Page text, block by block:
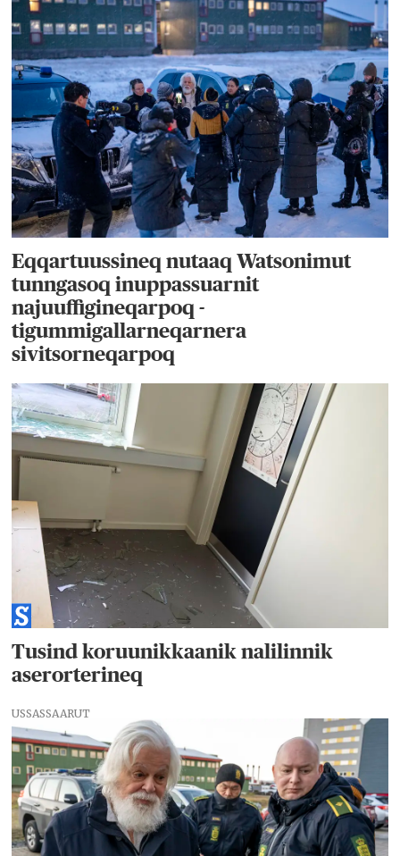
Eqqartuussineq nutaaq Watsonimut
tunngasoq inuppassuarnit
najuuffigineqarpoq -
tigummigallarneqarnera
sivitsorneqarpoq
Tusind koruunikkaanik nalilinnik
aserorterineq
USSASSAARUT